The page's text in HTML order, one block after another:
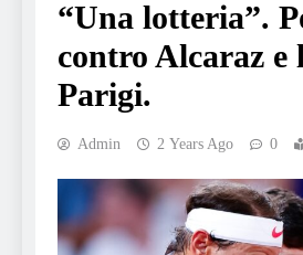
“Una lotteria”.
contro Alcaraz e
Parigi.
Admin 2 Years Ago 0